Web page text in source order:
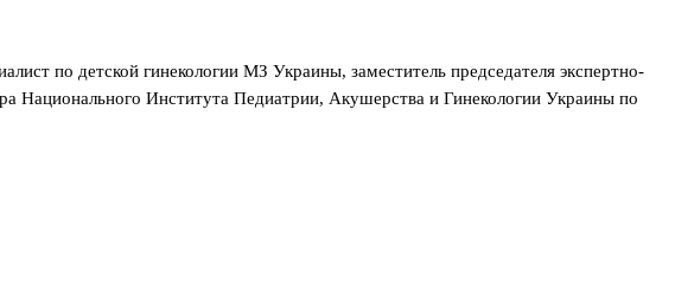
по детской гинекологии МЗ Украины, заместитель председателя экспертно-
Национального Института Педиатрии, Акушерства и Гинекологии Украины по